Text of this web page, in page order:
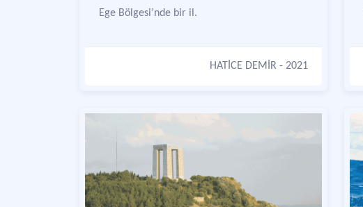
Ege Bölgesi’nde bir il.
HATİCE DEMİR - 2021